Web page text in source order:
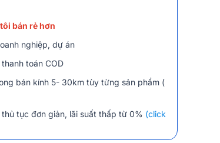
bán rẻ hơn
nghiệp, dự án
toán COD
bán kính 5- 30km tùy từng sản phẩm (
tục đơn giản, lãi suất thấp từ 0% (click